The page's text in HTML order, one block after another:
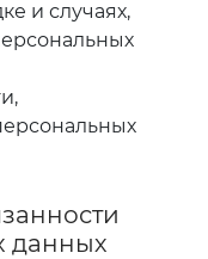
и случаях,
данных